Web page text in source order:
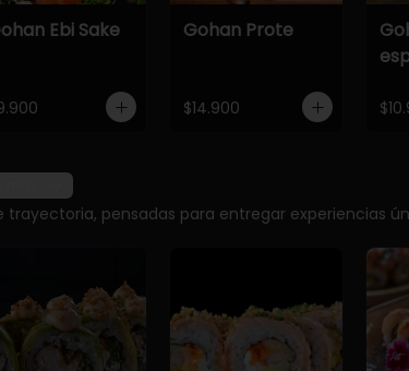
Ebi Sake Gohan Prote
$14.900
pensadas para entregar experiencias